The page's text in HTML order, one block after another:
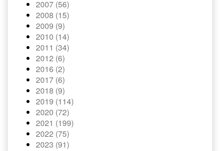
2007 (56)
2008 (15)
2009 (9)
2010 (14)
2011 (34)
2012 (6)
2016 (2)
2017 (6)
2018 (9)
2019 (114)
2020 (72)
2021 (199)
2022 (75)
2023 (91)